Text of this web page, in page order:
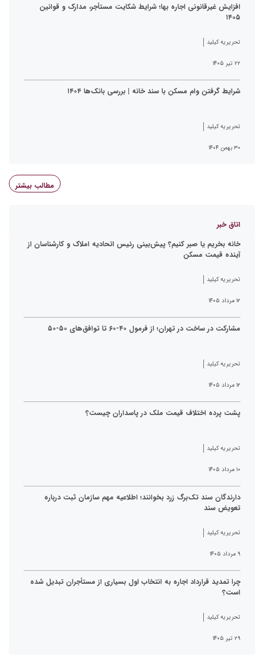
افزایش غیرقانونی اجاره بها؛ شرایط شکایت مستأجر، مدارک و قوانین
۱۴۰۵
تحریریه کیلید
۲۲ تیر ۱۴۰۵
شرایط گرفتن وام مسکن با سند خانه | بررسی بانک‌ها ۱۴۰۴
تحریریه کیلید
۳۰ بهمن ۱۴۰۴
مطالب بیشتر
اتاق خبر
خانه بخریم یا صبر کنیم؟ پیش‌بینی رئیس اتحادیه املاک و کارشناسان از
آینده قیمت مسکن
تحریریه کیلید
۱۲ مرداد ۱۴۰۵
مشارکت در ساخت در تهران؛ از فرمول ۴۰-۶۰ تا توافق‌های ۵۰-۵۰
تحریریه کیلید
۱۲ مرداد ۱۴۰۵
پشت پرده اختلاف قیمت ملک در پاسداران چیست؟
تحریریه کیلید
۱۰ مرداد ۱۴۰۵
دارندگان سند تک‌برگ زرد بخوانند؛ اطلاعیه مهم سازمان ثبت درباره
تعویض سند
تحریریه کیلید
۹ مرداد ۱۴۰۵
چرا تمدید قرارداد اجاره به انتخاب اول بسیاری از مستأجران تبدیل شده
است؟
تحریریه کیلید
۲۹ تیر ۱۴۰۵